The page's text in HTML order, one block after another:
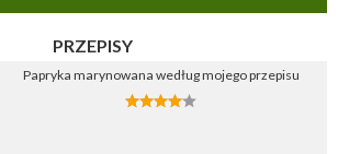
PRZEPISY
Papryka marynowana według mojego przepisu